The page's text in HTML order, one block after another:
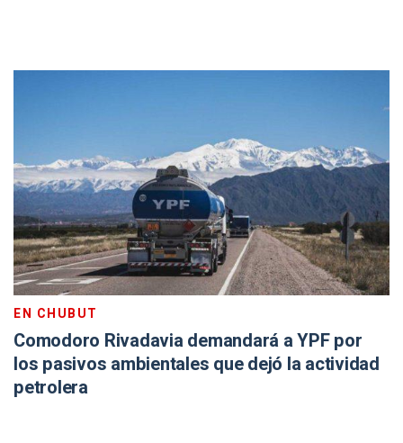
EN CHUBUT
Comodoro Rivadavia demandará a YPF por
los pasivos ambientales que dejó la actividad
petrolera